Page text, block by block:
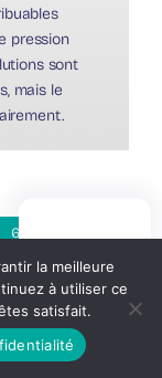
pression
sont
mais le
6
9
Next
RENDEZ-VOUS
la meilleure
à utiliser ce
satisfait.